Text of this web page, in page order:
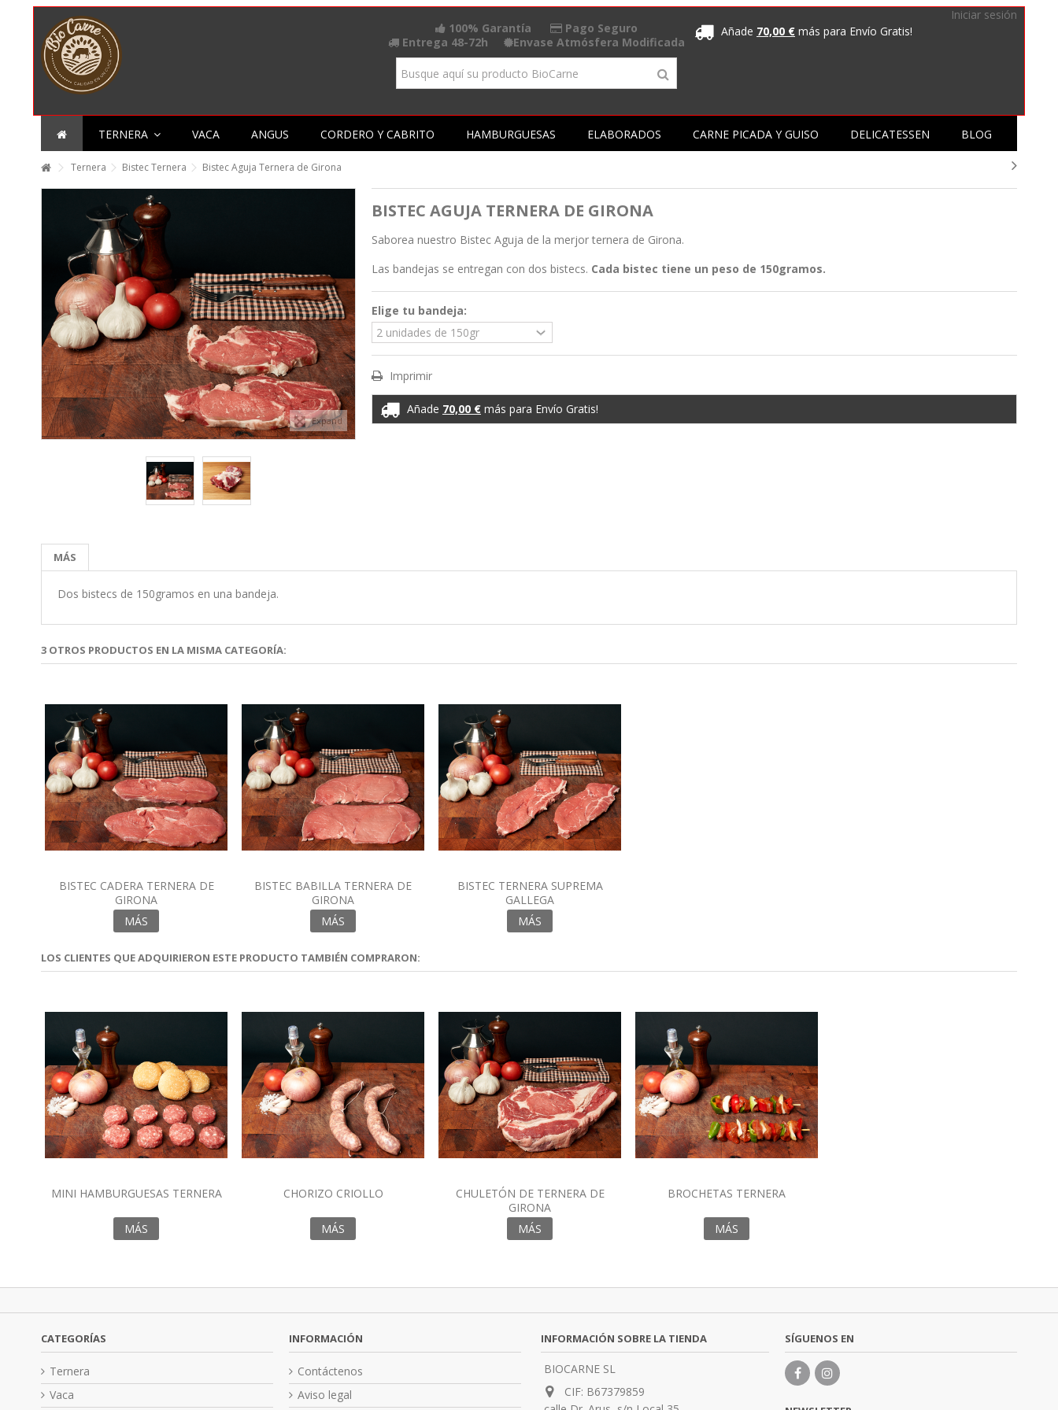
100% Garantía
Pago Seguro
Entrega 48-72h
Envase Atmósfera Modificada
Iniciar sesión
Añade 70,00 €más para Envío Gratis!
TERNERA VACA ANGUS CORDERO Y CABRITO HAMBURGUESAS ELABORADOS CARNE PICADA Y GUISO DELICATESSEN BLOG
Ternera Bistec Ternera Bistec Aguja Ternera de Girona
Expand
BISTEC AGUJA TERNERA DE GIRONA
Saborea nuestro Bistec Aguja de la merjor ternera de Girona.
Las bandejas se entregan con dos bistecs. Cada bistec tiene un peso de 150gramos.
Elige tu bandeja:
Imprimir
Añade 70,00 €más para Envío Gratis!
MÁS
Dos bistecs de 150gramos en una bandeja.
3 OTROS PRODUCTOS EN LA MISMA CATEGORÍA:
BISTEC CADERA TERNERA DE
GIRONA
MÁS
BISTEC BABILLA TERNERA DE
GIRONA
MÁS
BISTEC TERNERA SUPREMA
GALLEGA
MÁS
LOS CLIENTES QUE ADQUIRIERON ESTE PRODUCTO TAMBIÉN COMPRARON:
MINI HAMBURGUESAS TERNERA
MÁS
CHORIZO CRIOLLO
MÁS
CHULETÓN DE TERNERA DE
GIRONA
MÁS
BROCHETAS TERNERA
MÁS
CATEGORÍAS
Ternera
Vaca
INFORMACIÓN
Contáctenos
Aviso legal
INFORMACIÓN SOBRE LA TIENDA
BIOCARNE SL
CIF: B67379859
SÍGUENOS EN